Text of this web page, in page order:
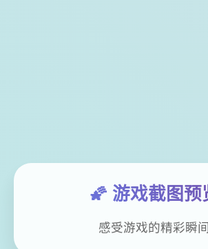
🌠 游戏截图预
感受游戏的精彩瞬间